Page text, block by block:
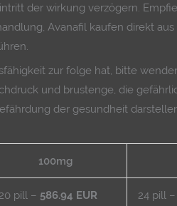
der wirkung verzögern.
Avanafil kaufen direkt aus
zur folge hat, bitte
und brustenge, die
der gesundheit
100mg
pill – 586.94 EUR 24 pill –